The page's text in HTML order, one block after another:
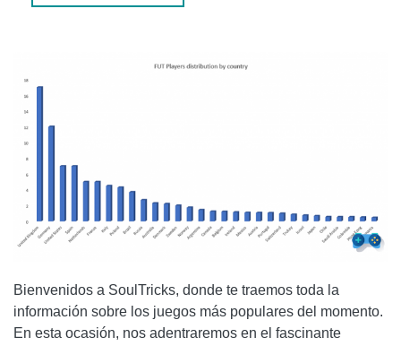
1. ¿CUÁL ES EL JUEGO DE LA SAGA FIFA MÁS VENDIDO
2. ¿CUÁNDO SE LANZARÁ FIFA 23?
Bienvenidos a SoulTricks, donde te traemos toda la
información sobre los juegos más populares del momento.
En esta ocasión, nos adentraremos en el fascinante